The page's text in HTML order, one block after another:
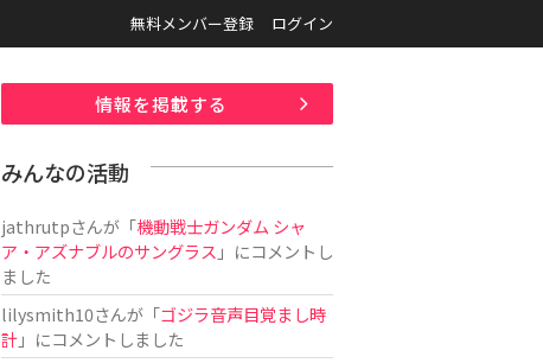
無料メンバー登録 ログイン
情報を掲載する
みんなの活動
jathrutpさんが「機動戦士ガンダム シャ
ア・アズナブルのサングラス 」にコメントし
ました
lilysmith10さんが「ゴジラ音声目覚まし時
計」にコメントしました